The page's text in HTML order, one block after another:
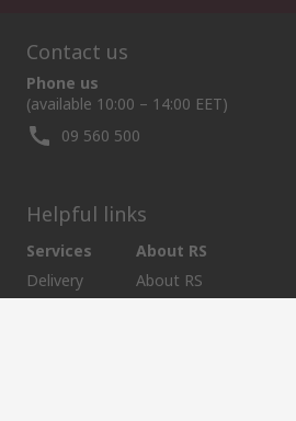
Contact us
Phone us
(available 10:00 – 14:00 EET)
09 560 500
Helpful links
Services
Delivery
About RS
About RS